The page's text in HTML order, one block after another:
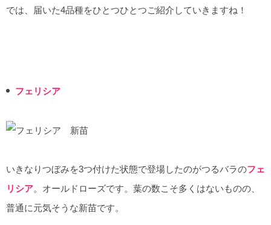
では、届いた4品種をひとつひとつご紹介していきますね！
フェリシア
いきなりつぼみを3つ付けた状態で登場したのがつるバラのフェ
リシア。オールドローズです。葉の数こそ多くはないものの、
普通に元気そうな新苗です。